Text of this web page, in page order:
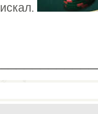
искал.